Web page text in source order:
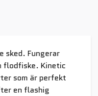
sked. Fungerar
flodfiske. Kinetic
som är perfekt
en flashig